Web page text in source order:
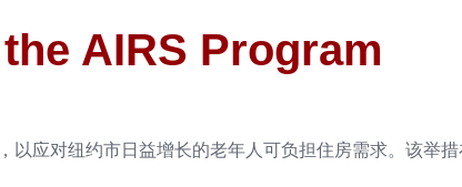
AIRS Program
以应对纽约市日益增长的老年人可负担住房需求。该举